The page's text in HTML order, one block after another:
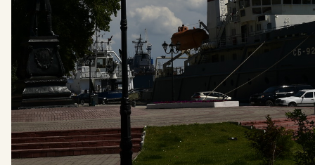
2305
ПРОГОЛОСУЙТЕ ЗА ЛЮБИМОЕ
МЕСТО